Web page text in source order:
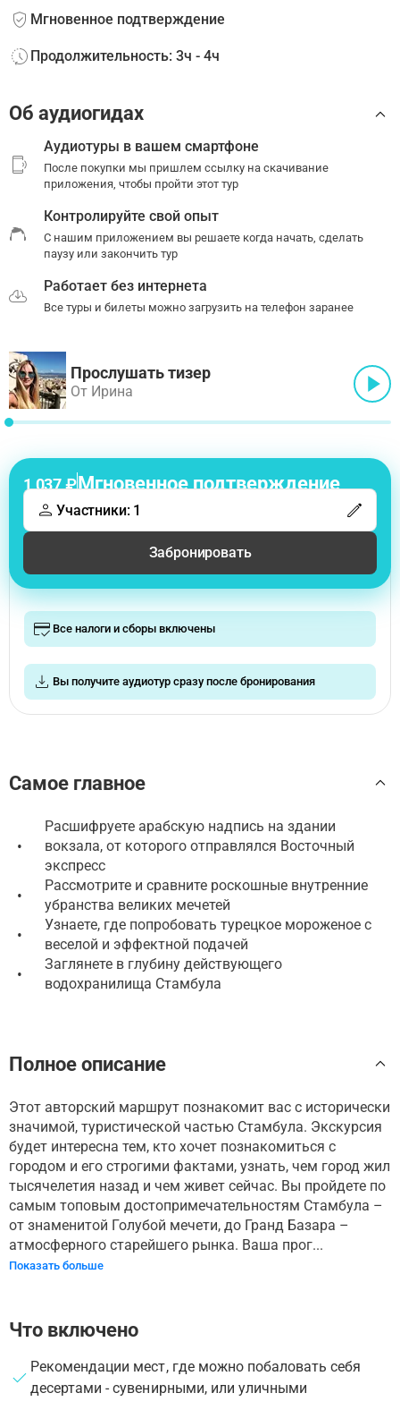
Мгновенное подтверждение
Продолжительность: 3ч - 4ч
Об аудиогидах
Аудиотуры в вашем смартфоне
После покупки мы пришлем ссылку на скачивание
приложения, чтобы пройти этот тур
Контролируйте свой опыт
С нашим приложением вы решаете когда начать, сделать
паузу или закончить тур
Работает без интернета
Все туры и билеты можно загрузить на телефон заранее
Прослушать тизер
От Ирина
1 037 ₽Мгновенное подтверждение
Участники: 1
Забронировать
Все налоги и сборы включены
Вы получите аудиотур сразу после бронирования
Самое главное
•
Расшифруете арабскую надпись на здании
вокзала, от которого отправлялся Восточный
экспресс
•
Рассмотрите и сравните роскошные внутренние
убранства великих мечетей
•
Узнаете, где попробовать турецкое мороженое с
веселой и эффектной подачей
•
Заглянете в глубину действующего
водохранилища Стамбула
Полное описание
Этот авторский маршрут познакомит вас с исторически
значимой, туристической частью Стамбула. Экскурсия
будет интересна тем, кто хочет познакомиться с
городом и его строгими фактами, узнать, чем город жил
тысячелетия назад и чем живет сейчас. Вы пройдете по
самым топовым достопримечательностям Стамбула –
от знаменитой Голубой мечети, до Гранд Базара –
атмосферного старейшего рынка. Ваша прог...
Показать больше
Что включено
Рекомендации мест, где можно побаловать себя
десертами - сувенирными, или уличными